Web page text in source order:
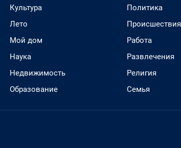
Культура
Лето
Мой дом
Наука
Недвижимость
Образование
Политика
Происшествия
Работа
Развлечения
Религия
Семья